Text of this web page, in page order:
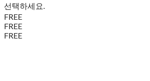
선택하세요.
FREE
FREE
FREE